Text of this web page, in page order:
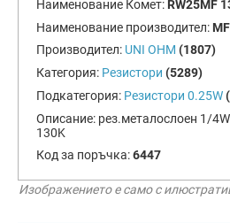
Наименование Комет: RW25MF
Наименование производител:
Производител: UNI OHM (1807)
Категория: Резистори (5289)
Подкатегория: Резистори 0.25W
Описание: рез.металослоен 1/
130K
Код за поръчка:6447
Изображението е само с